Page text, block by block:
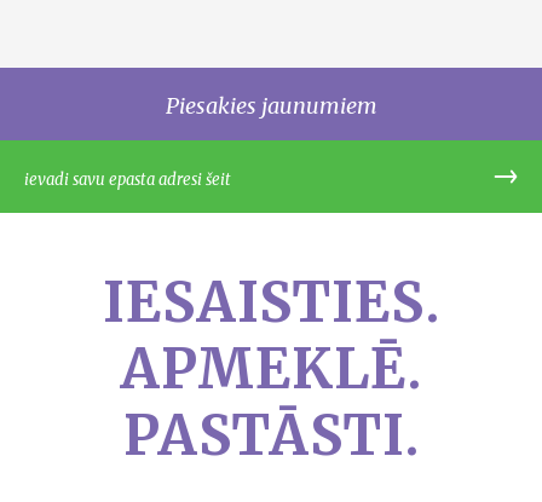
Piesakies jaunumiem
IESAISTIES.
APMEKLĒ.
PASTĀSTI.